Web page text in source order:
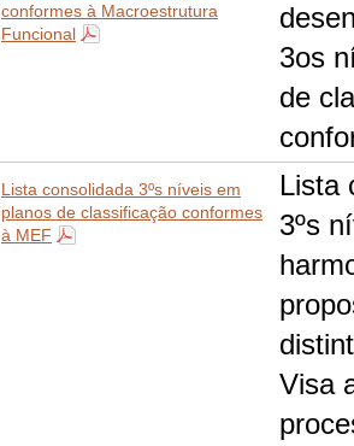
conformes à Macroestrutura
Funcional
3os
de
Lista consolidada 3ºs níveis em
planos de classificação conformes
à MEF
Lista
3ºs
Visa